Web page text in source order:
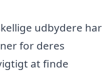
udbydere har
for deres
at finde